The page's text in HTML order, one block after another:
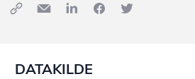
DATAKILDE